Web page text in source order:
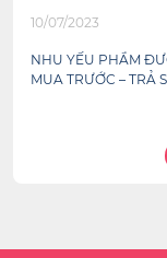
10/07/2023
NHU YẾU PHẨM
MUA TRƯỚC – TRẢ